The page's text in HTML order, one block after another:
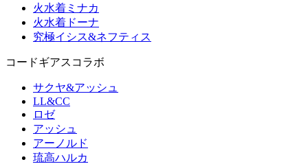
火水着ミナカ
火水着ドーナ
究極イシス&ネフティス
コードギアスコラボ
サクヤ&アッシュ
LL&CC
ロゼ
アッシュ
アーノルド
琉高ハルカ